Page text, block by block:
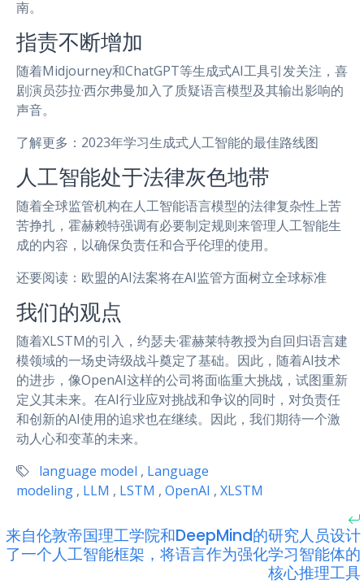
南。
指责不断增加
随着Midjourney和ChatGPT等生成式AI工具引发关注，喜
剧演员莎拉·西尔弗曼加入了质疑语言模型及其输出影响的
声音。
了解更多：2023年学习生成式人工智能的最佳路线图
人工智能处于法律灰色地带
随着全球监管机构在人工智能语言模型的法律复杂性上苦
苦挣扎，霍赫赖特强调有必要制定规则来管理人工智能生
成的内容，以确保负责任和合乎伦理的使用。
还要阅读：欧盟的AI法案将在AI监管方面树立全球标准
我们的观点
随着XLSTM的引入，约瑟夫·霍赫莱特教授为自回归语言建
模领域的一场史诗级战斗奠定了基础。因此，随着AI技术
的进步，像OpenAI这样的公司将面临重大挑战，试图重新
定义其未来。在AI行业应对挑战和争议的同时，对负责任
和创新的AI使用的追求也在继续。因此，我们期待一个激
动人心和变革的未来。
language model , Language
modeling , LLM , LSTM , OpenAI , XLSTM
来自伦敦帝国理工学院和DeepMind的研究人员设计
了一个人工智能框架，将语言作为强化学习智能体的
核心推理工具